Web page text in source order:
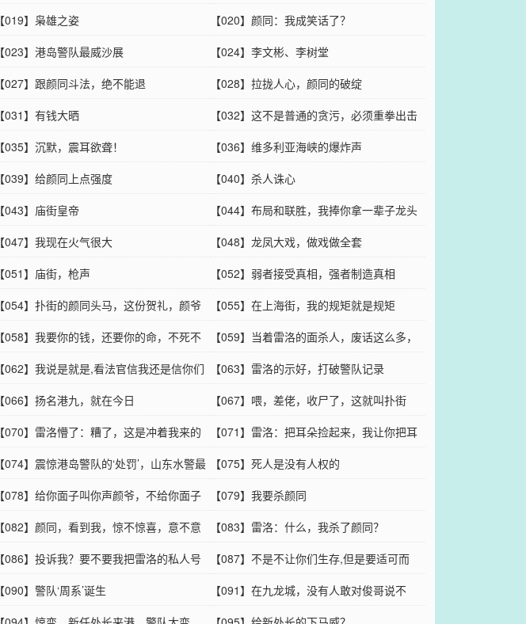
无法无天
【019】枭雄之姿
【020】颜同：我成笑话了？
【023】港岛警队最威沙展
【024】李文彬、李树堂
【027】跟颜同斗法，绝不能退
【028】拉拢人心，颜同的破绽
【031】有钱大晒
【032】这不是普通的贪污，必须重拳出击
【035】沉默，震耳欲聋！
【036】维多利亚海峡的爆炸声
【039】给颜同上点强度
【040】杀人诛心
【043】庙街皇帝
【044】布局和联胜，我捧你拿一辈子龙头
棍
【047】我现在火气很大
【048】龙凤大戏，做戏做全套
【051】庙街，枪声
【052】弱者接受真相，强者制造真相
【054】扑街的颜同头马，这份贺礼，颜爷
你中不中意？
【055】在上海街，我的规矩就是规矩
【058】我要你的钱，还要你的命，不死不
休
【059】当着雷洛的面杀人，废话这么多，
你不扑街谁扑街？
【062】我说是就是,看法官信我还是信你们
这帮古惑仔
【063】雷洛的示好，打破警队记录
【066】扬名港九，就在今日
【067】喂，差佬，收尸了，这就叫扑街
【070】雷洛懵了：糟了，这是冲着我来的
【071】雷洛：把耳朵捡起来，我让你把耳
朵捡起来！
【074】震惊港岛警队的‘处罚’，山东水警最
扬眉吐气的一天
【075】死人是没有人权的
【078】给你面子叫你声颜爷，不给你面子
你就是一条老狗
【079】我要杀颜同
【082】颜同，看到我，惊不惊喜，意不意
外？
【083】雷洛：什么，我杀了颜同？
【086】投诉我？要不要我把雷洛的私人号
码给你？
【087】不是不让你们生存,但是要适可而
止，周探长的话，在红磡就是圣旨
【090】警队‘周系’诞生
【091】在九龙城，没有人敢对俊哥说不